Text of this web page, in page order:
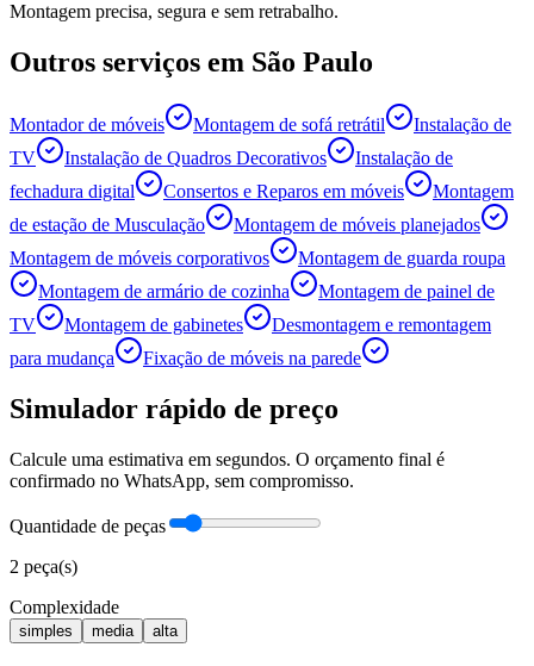
Montagem precisa, segura e sem retrabalho.
Outros serviços em São Paulo
Montador de móveis Montagem de sofá retrátil
Instalação de
TV
Instalação de Quadros Decorativos
Instalação de
fechadura digital
Consertos e Reparos em móveis
Montagem
de estação de Musculação
Montagem de móveis planejados
Montagem de móveis corporativos
Montagem de guarda roupa
Montagem de armário de cozinha
Montagem de painel de
TV
Montagem de gabinetes
Desmontagem e remontagem
para mudança
Fixação de móveis na parede
Simulador rápido de preço
Calcule uma estimativa em segundos. O orçamento final é
confirmado no WhatsApp, sem compromisso.
Quantidade de peças
2 peça(s)
Complexidade
simples media alta